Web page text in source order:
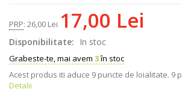
PRP: 26,00 Lei 17,00 Lei
Disponibilitate: In stoc
Grabeste-te, mai avem 3în stoc
Acest produs iti aduce 9 puncte de loialitate. 9
Detalii